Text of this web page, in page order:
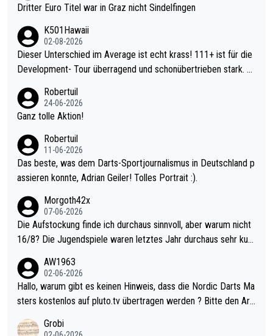
Dritter Euro Titel war in Graz nicht Sindelfingen
K501Hawaii
02-08-2026
Dieser Unterschied im Average ist echt krass! 111+ ist für die
Development- Tour überragend und schonübertrieben stark. U
mal 40+ erst recht. Da gewinnst keinen Blumentopf - ist ja noc
h krasser wie ein Pokalspiel eines Kreisligisten vs einem Bund
Robertuil
24-06-2026
Ganz tolle Aktion!
Robertuil
11-06-2026
Das beste, was dem Darts-Sportjournalismus in Deutschland p
assieren konnte, Adrian Geiler! Tolles Portrait :).
Morgoth42x
07-06-2026
Die Aufstockung finde ich durchaus sinnvoll, aber warum nicht
16/8? Die Jugendspiele waren letztes Jahr durchaus sehr kurz
Allerdings ist Mitchell Lawrie als Nummer 1 der Welt eh qualifi
ziert. Somit ändert die automatische Qualifikation des Weltmei
sters erstmal nichts. Ich denke sie wollen damit für nächstes J
ohl wenig WDF Turniere spielen. Dies war bei Archie Self letzt
AW1963
02-06-2026
Hallo, warum gibt es keinen Hinweis, dass die Nordic Darts Ma
sters kostenlos auf pluto.tv übertragen werden ? Bitte den Arti
Grobi